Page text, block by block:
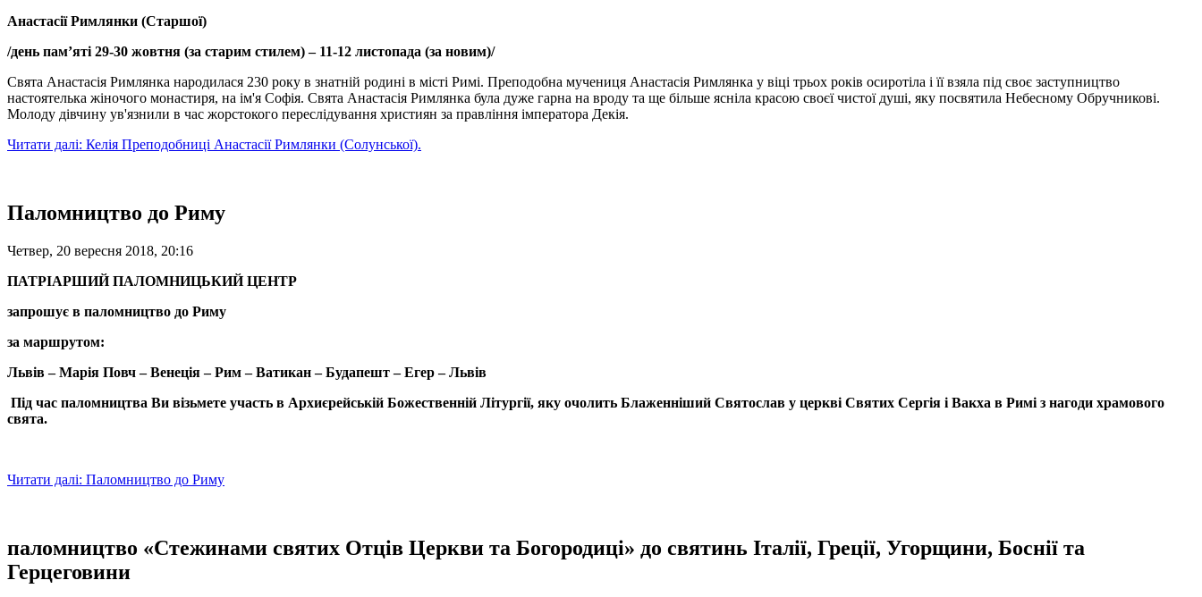
Анастасії Римлянки (Старшої)
/день пам’яті 29-30 жовтня (за старим стилем) – 11-12 листопада (за новим)/
Свята Анастасія Римлянка народилася 230 року в знатній родині в місті Римі. Преподобна мучениця Анастасія Римлянка у віці трьох років осиротіла і її взяла під своє заступництво
настоятелька жіночого монастиря, на ім'я Софія. Свята Анастасія Римлянка була дуже гарна на вроду та ще більше ясніла красою своєї чистої душі, яку посвятила Небесному Обручникові.
Молоду дівчину ув'язнили в час жорстокого переслідування християн за правління імператора Декія.
Читати далі: Келія Преподобниці Анастасії Римлянки (Солунської).
Паломництво до Риму
Четвер, 20 вересня 2018, 20:16
ПАТРІАРШИЙ ПАЛОМНИЦЬКИЙ ЦЕНТР
запрошує в паломництво до Риму
за маршрутом:
Львів – Марія Повч– Венеція – Рим – Ватикан – Будапешт –Егер– Львів
Під час паломництва Ви візьмете участь в Архиєрейській Божественній Літургії, яку очолить Блаженніший Святослав у церкві Святих Сергія і Вакха в Римі з нагоди храмового
свята.
Читати далі: Паломництво до Риму
паломництво «Стежинами святих Отців Церкви та Богородиці» до святинь Італії, Греції, Угорщини, Боснії та
Герцеговини